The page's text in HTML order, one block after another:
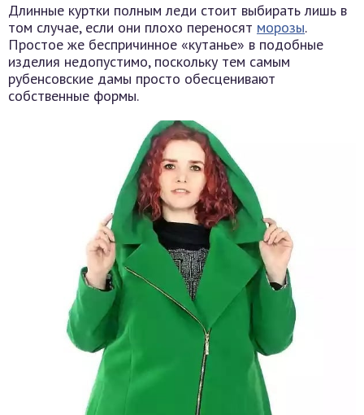
Длинные куртки полным леди стоит выбирать лишь в
том случае, если они плохо переносят морозы.
Простое же беспричинное «кутанье» в подобные
изделия недопустимо, поскольку тем самым
рубенсовские дамы просто обесценивают
собственные формы.